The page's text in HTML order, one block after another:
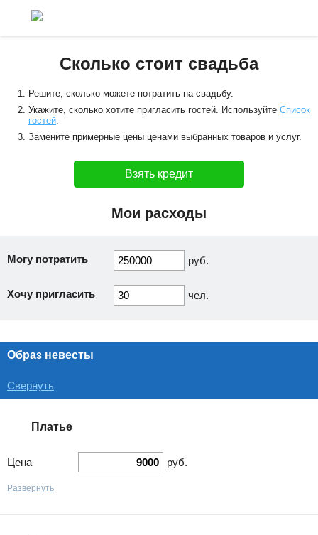
Сколько стоит свадьба
Решите, сколько можете потратить на свадьбу.
Укажите, сколько хотите пригласить гостей. Используйте Список
гостей
Замените примерные цены ценами выбранных товаров и услуг.
Взять кредит
Мои расходы
Могу потратить руб.
Хочу пригласить чел.
Образ невесты
Свернуть
Платье
Цена руб.
Развернуть